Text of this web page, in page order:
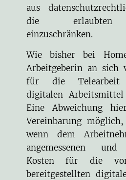
aus
die erlaubten
einzuschränken.
Wie bisher bei
Arbeitgeberin an sich
für die Telearbeit
digitalen Arbeitsmittel
Eine Abweichung
Vereinbarung
wenn dem
angemessenen
Kosten für die
bereitgestellten